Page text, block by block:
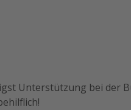
Unterstützung bei der